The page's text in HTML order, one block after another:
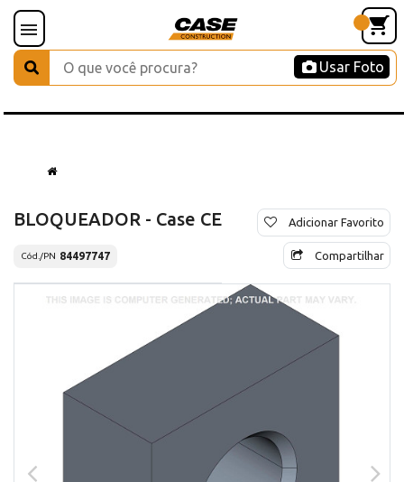
Usar Foto
BLOQUEADOR - Case CE
Cód./PN 84497747
Adicionar Favorito
Compartilhar